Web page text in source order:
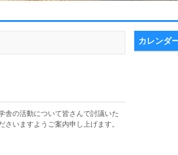
舎の活動について皆さんで討議いた
いますようご案内申し上げます。
カレンダ